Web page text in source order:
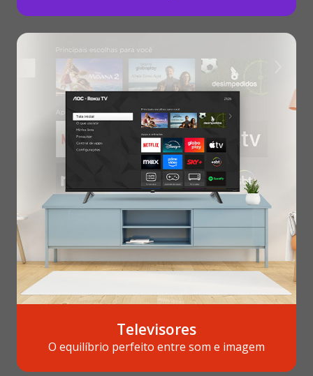
Televisores
O equilíbrio perfeito entre som e imagem